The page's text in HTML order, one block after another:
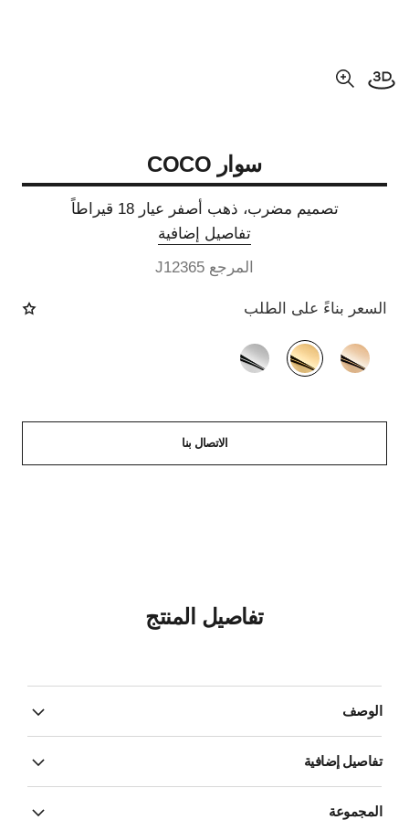
فتح العرض ثلاثي الأبعاد
عرض مكبّر عن الصورة
سوار COCO
تصميم مضرب، ذهب أصفر عيار 18 قيراطاً
تفاصيل إضافية
المرجع J12365
السعر بناءً على الطلب
الصيغة البديلة(3)
الاتصال بنا
تفاصيل المنتج
الوصف
تفاصيل إضافية
المجموعة